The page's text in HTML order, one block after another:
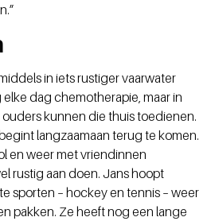
in iets rustiger vaarwater
dag chemotherapie, maar in
kunnen die thuis toedienen.
langzaamaan terug te komen.
en weer met vriendinnen
rustig aan doen. Jans hoopt
sporten – hockey en tennis – weer
pakken. Ze heeft nog een lange